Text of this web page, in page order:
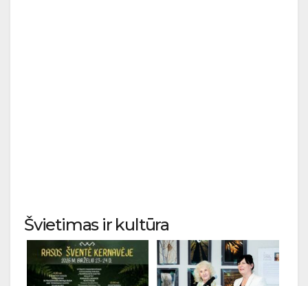
Švietimas ir kultūra